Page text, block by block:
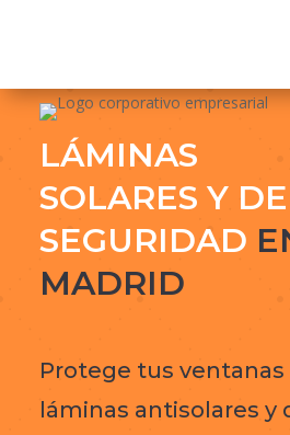
LÁMINAS
SOLARES Y DE
SEGURIDAD
MADRID
Protege tus ventanas
láminas antisolares y